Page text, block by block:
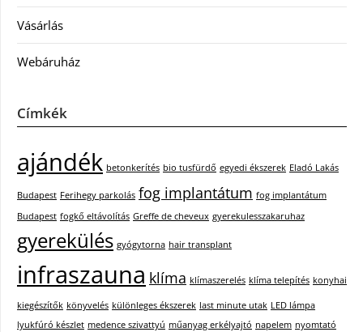
Vásárlás
Webáruház
Címkék
ajándék betonkerítés bio tusfürdő egyedi ékszerek Eladó Lakás
Budapest Ferihegy parkolás fog implantátum fog implantátum
Budapest fogkő eltávolítás Greffe de cheveux gyerekulesszakaruhaz
gyerekülés gyógytorna hair transplant
infraszauna klíma klímaszerelés klíma telepítés konyhai
kiegészítők könyvelés különleges ékszerek last minute utak LED lámpa
lyukfúró készlet medence szivattyú műanyag erkélyajtó napelem nyomtató